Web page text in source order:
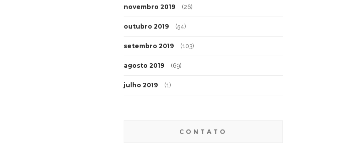
novembro 2019 (26)
outubro 2019 (54)
setembro 2019 (103)
agosto 2019 (69)
julho 2019 (1)
CONTATO